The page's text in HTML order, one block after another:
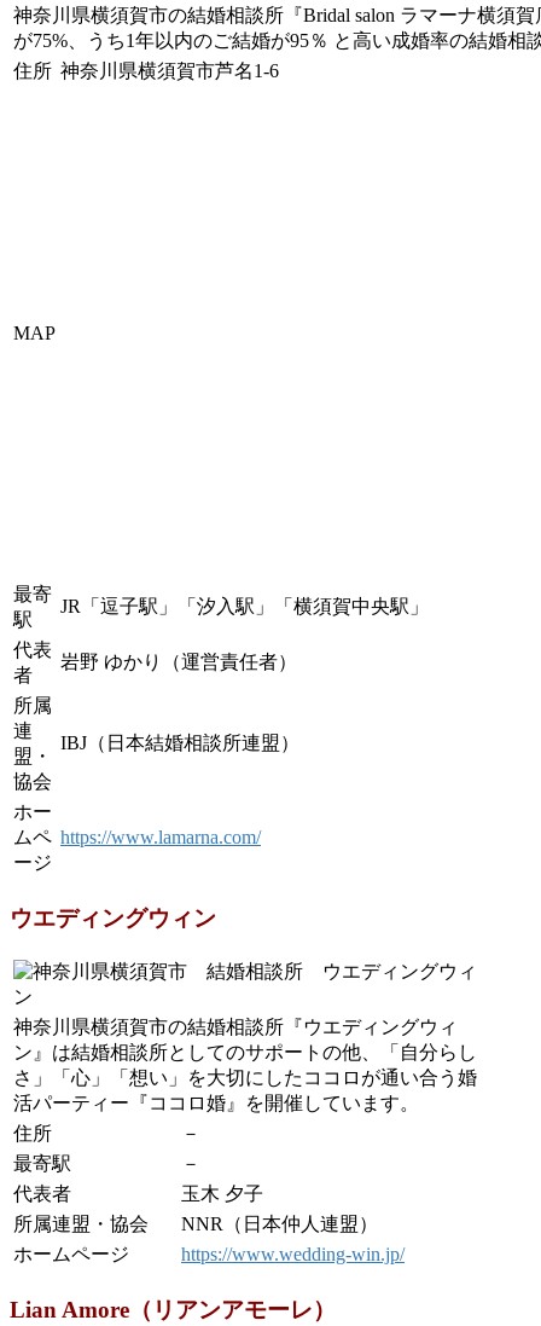
神奈川県横須賀市の結婚相談所『Bridal salon ラマーナ横須
が75%、うち1年以内のご結婚が95％ と高い成婚率の結婚相
住所 神奈川県横須賀市芦名1-6
MAP
最寄
駅
JR「逗子駅」「汐入駅」「横須賀中央駅」
代表
者
岩野 ゆかり（運営責任者）
所属
連
盟・
協会
IBJ（日本結婚相談所連盟）
ホー
ムペ
ージ
https://www.lamarna.com/
ウエディングウィン
神奈川県横須賀市の結婚相談所『ウエディングウィ
ン』は結婚相談所としてのサポートの他、「自分らし
さ」「心」「想い」を大切にしたココロが通い合う婚
活パーティー『ココロ婚』を開催しています。
住所
－
最寄駅
－
代表者
玉木 夕子
所属連盟・協会
NNR（日本仲人連盟）
ホームページ
https://www.wedding-win.jp/
Lian Amore（リアンアモーレ）